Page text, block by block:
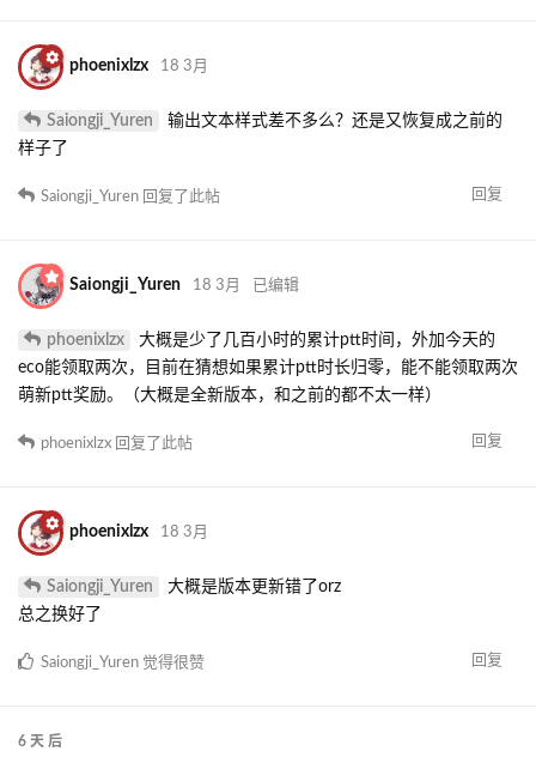
phoenixlzx 18 3月
Saiongji_Yuren
输出文本样式差不多么？还是又恢复成之前的
样子了
回复
Saiongji_Yuren 回复了此帖
Saiongji_Yuren 18 3月 已编辑
phoenixlzx
大概是少了几百小时的累计ptt时间，外加今天的
eco能领取两次，目前在猜想如果累计ptt时长归零，能不能领取两次
萌新ptt奖励。（大概是全新版本，和之前的都不太一样）
回复
phoenixlzx 回复了此帖
phoenixlzx 18 3月
Saiongji_Yuren
大概是版本更新错了orz
总之换好了
回复
Saiongji_Yuren 觉得很赞
6 天 后